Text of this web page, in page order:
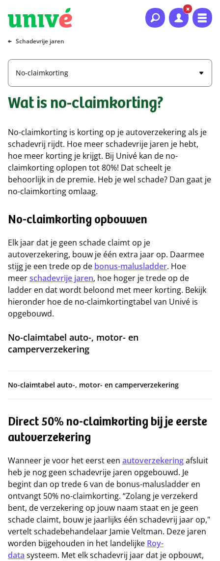
Naar hoofdinhoud
Naar hoofdnavigatie
Naar footer
Schadevrije jaren
No-claimkorting
Wat is no-claimkorting?
No-claimkorting is korting op je autoverzekering als je
schadevrij rijdt. Hoe meer schadevrije jaren je hebt,
hoe meer korting je krijgt. Bij Univé kan de no-
claimkorting oplopen tot 80%! Dat scheelt je
behoorlijk in de premie. Heb je wel schade? Dan gaat je
no-claimkorting omlaag.
No-claimkorting opbouwen
Elk jaar dat je geen schade claimt op je
autoverzekering, bouw je één extra jaar op. Daarmee
stijg je een trede op de bonus-malusladder. Hoe
meerschadevrije jaren, hoe hoger je trede op de
ladder en dat wordt beloond met meer korting. Bekijk
hieronder hoe de no-claimkortingtabel van Univé is
opgebouwd.
No-claimtabel auto-, motor- en
camperverzekering
No-claimtabel auto-, motor- en camperverzekering
Direct 50% no-claimkorting bij je eerste
autoverzekering
Wanneer je voor het eerst een autoverzekeringafsluit
heb je nog geen schadevrije jaren opgebouwd. Je
begint dan op trede 6 van de bonus-malusladder en
ontvangt 50% no-claimkorting. “Zolang je verzekerd
bent, de verzekering op jouw naam staat en je geen
schade claimt, bouw je jaarlijks één schadevrij jaar op,"
vertelt schadebehandelaar Jamie Veltman. Deze jaren
worden bijgehouden in het landelijke Roy-
data systeem. Met elk schadevrij jaar dat je opbouwt,